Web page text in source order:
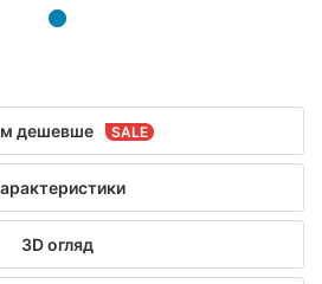
дешевше
3D огляд